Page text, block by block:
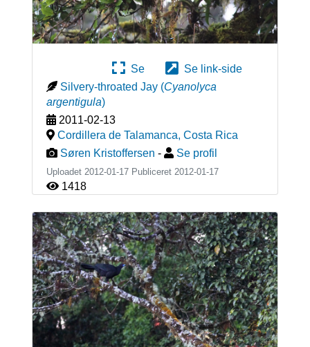
Se
Se link-side
Silvery-throated Jay (Cyanolyca
argentigula)
2011-02-13
Cordillera de Talamanca, Costa Rica
Søren Kristoffersen - Se profil
Uploadet 2012-01-17 Publiceret 2012-01-17
1418